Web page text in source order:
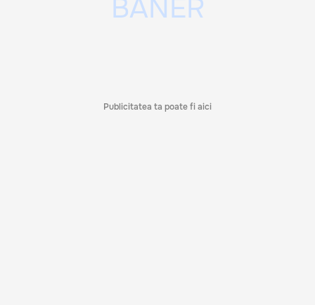
Publicitatea ta poate fi aici